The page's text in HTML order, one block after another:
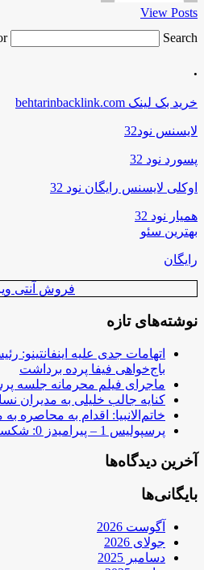
View Posts
Search …
.
خرید بک لینک behtarinbacklink.com
لایسنس نود32
پسورد نود 32
اوکلی لایسنس رایگان نود 32
همیار نود 32
بهترین سئو
رایگان
فروش آنتی
نوشته‌های تازه
اتهامات جدی علیه اینفانتینو:
باج‌خواهی فیفا پرده برداشت
ماجرای فیلم محرمانه جلسه
کنایه جالب خلیلی به مدیران
خاتم‌الانبیا: اقدام به محاصره
پرسپولیس 1 – پیرامیدز 0: شکست قهرمان آفریقا!
آخرین دیدگاه‌ها
بایگانی‌ها
آگوست 2026
جولای 2026
دسامبر 2025